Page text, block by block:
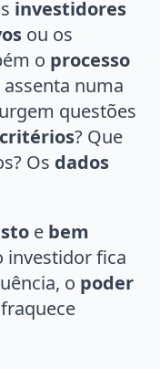
investidores
ou os
o processo
numa
questões
critérios? Que
Os dados
e bem
investidor fica
o poder